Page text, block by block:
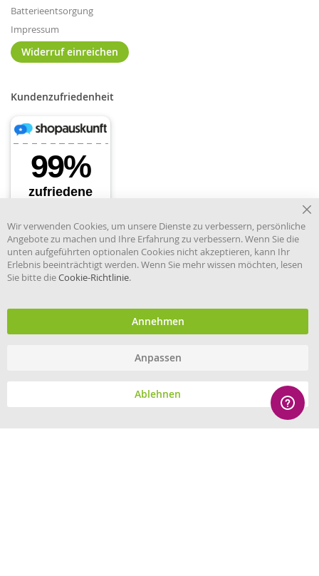
Batterieentsorgung
Impressum
Widerruf einreichen
Kundenzufriedenheit
Händler im offiziellen Register
und Information.
© eHygiene 2026 - All rights reserved.
Wir verwenden Cookies, um unsere Dienste zu verbessern, persönliche
Angebote zu machen und Ihre Erfahrung zu verbessern. Wenn Sie die
unten aufgeführten optionalen Cookies nicht akzeptieren, kann Ihr
Erlebnis beeinträchtigt werden. Wenn Sie mehr wissen möchten, lesen
Sie bitte dieCookie-Richtlinie.
Annehmen
Anpassen
Ablehnen